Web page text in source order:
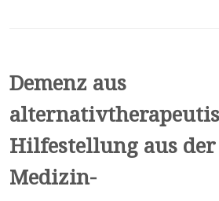
Demenz aus
Hilfestellung aus
Medizin-